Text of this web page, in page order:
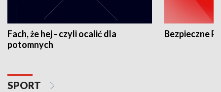
Fach, że hej - czyli ocalić dla
potomnych
Bezpieczne
SPORT